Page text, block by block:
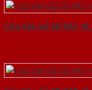
Cửa Vân Gỗ 5D KAT-